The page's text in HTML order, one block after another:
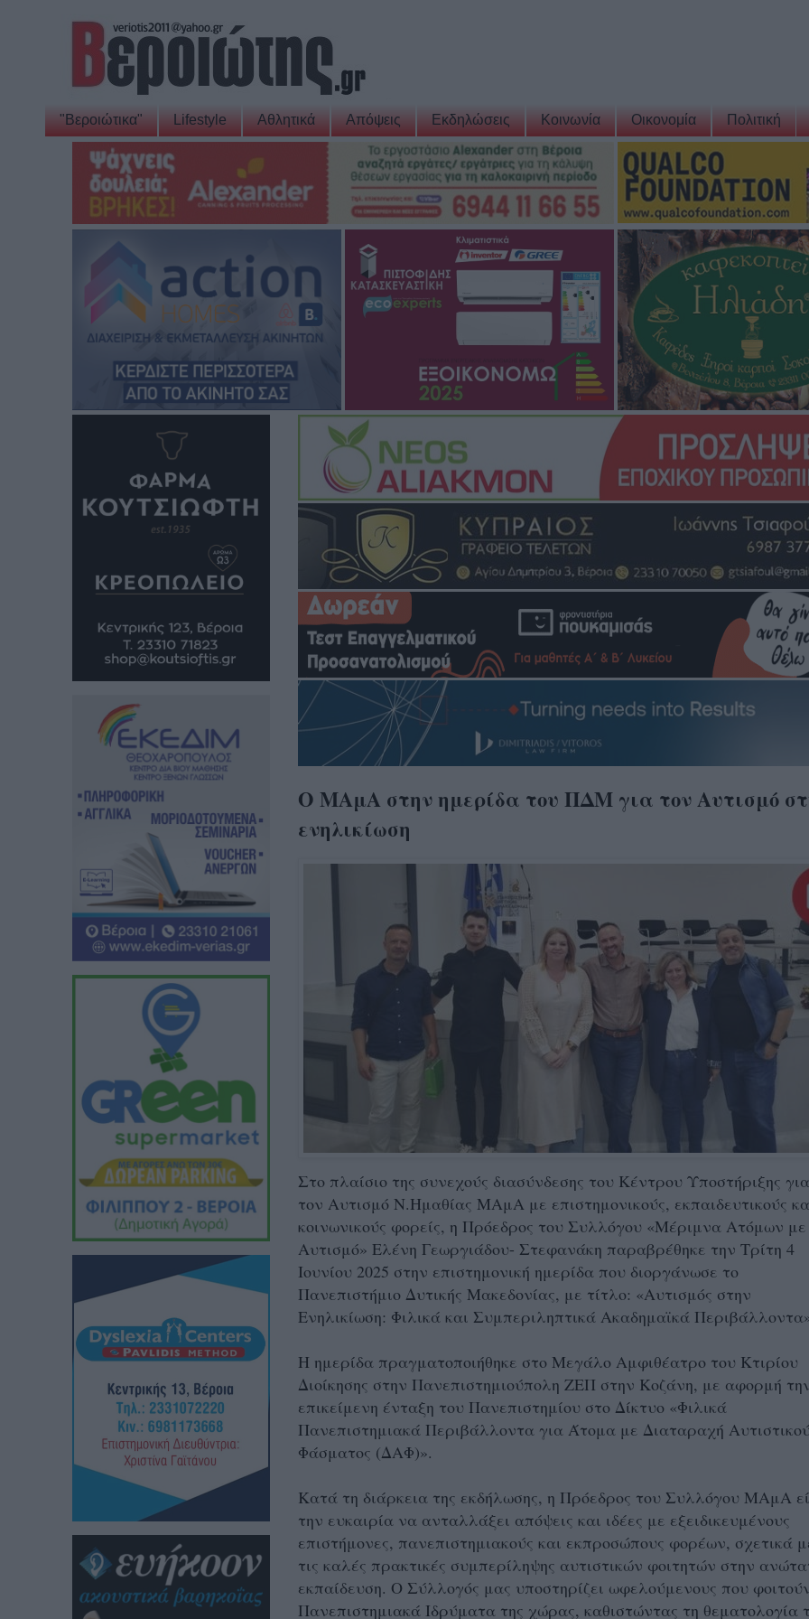
"Βεροιώτικα" Lifestyle Αθλητικά Απόψεις Εκδηλώσεις Κοινωνία Οικονομία Πολιτική
Ο ΜΑμΑ στην ημερίδα του ΠΔΜ για τον Αυτισμό
ενηλικίωση
Στο πλαίσιο της συνεχούς διασύνδεσης του Κέντρου Υποστήριξης για
τον Αυτισμό Ν.Ημαθίας ΜΑμΑ με επιστημονικούς, εκπαιδευτικούς
κοινωνικούς φορείς, η Πρόεδρος του Συλλόγου «Μέριμνα Ατόμων με
Αυτισμό» Ελένη Γεωργιάδου- Στεφανάκη παραβρέθηκε την Τρίτη 4
Ιουνίου 2025 στην επιστημονική ημερίδα που διοργάνωσε το
Πανεπιστήμιο Δυτικής Μακεδονίας, με τίτλο: «Αυτισμός στην
Ενηλικίωση: Φιλικά και Συμπεριληπτικά Ακαδημαϊκά
Η ημερίδα πραγματοποιήθηκε στο Μεγάλο Αμφιθέατρο του Κτιρίου
Διοίκησης στην Πανεπιστημιούπολη ΖΕΠ στην Κοζάνη, με αφορμή
επικείμενη ένταξη του Πανεπιστημίου στο Δίκτυο «Φιλικά
Πανεπιστημιακά Περιβάλλοντα για Άτομα με Διαταραχή
Φάσματος (ΔΑΦ)».
Κατά τη διάρκεια της εκδήλωσης, η Πρόεδρος του Συλλόγου ΜΑμΑ
την ευκαιρία να ανταλλάξει απόψεις και ιδέες με εξειδικευμένους
επιστήμονες, πανεπιστημιακούς και εκπροσώπους φορέων, σχετικά
τις καλές πρακτικές συμπερίληψης αυτιστικών φοιτητών στην
εκπαίδευση. Ο Σύλλογός μας υποστηρίζει ωφελούμενους που
Πανεπιστημιακά Ιδρύματα της χώρας, καθιστώντας τη θεματολογία